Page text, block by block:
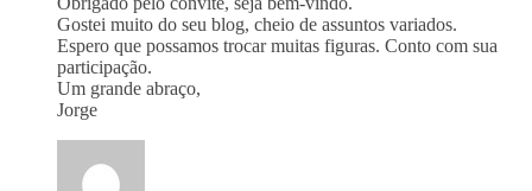
Gostei muito do seu blog, cheio de assuntos variados.
Espero que possamos trocar muitas figuras. Conto com sua
participação.
Um grande abraço,
Jorge